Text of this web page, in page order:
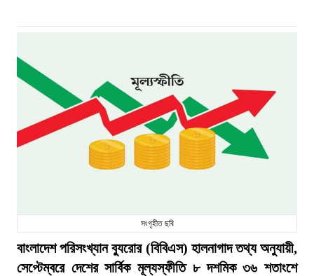
সংগৃহীত ছবি
বাংলাদেশ পরিসংখ্যান ব্যুরোর (বিবিএস) হালনাগাদ তথ্য অনুযায়ী,
সেপ্টেম্বরে দেশের সার্বিক মূল্যস্ফীতি ৮ দশমিক ৩৬ শতাংশে